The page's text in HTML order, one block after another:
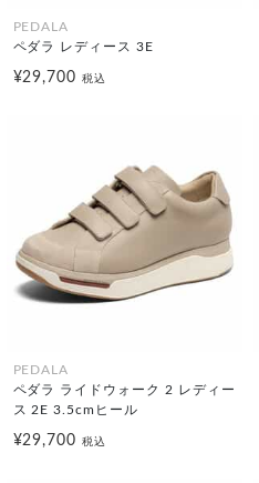
PEDALA
ペダラ レディース 3E
¥29,700税込
PEDALA
ペダラ ライドウォーク 2 レディー
ス 2E 3.5cmヒール
¥29,700税込